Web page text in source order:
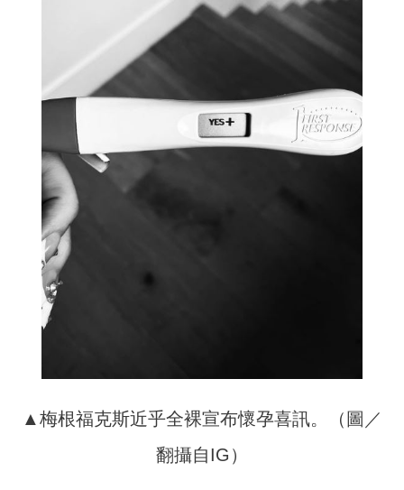
▲梅根福克斯近乎全裸宣布懷孕喜訊。（圖／
翻攝自IG）